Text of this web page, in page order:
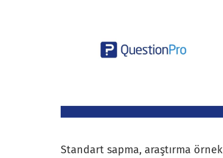
Standart sapma, araştırma